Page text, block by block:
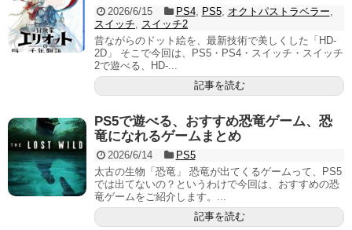
2026/6/15 PS4, PS5, オクトパストラベラー,
スイッチ, スイッチ2
昔ながらのドット絵を、最新技術で美しくした「HD-
2D」 そこで今回は、PS5・PS4・スイッチ・スイッチ
2で遊べる、HD-...
記事を読む
PS5で遊べる、おすすめ恐竜ゲーム、恐
竜になれるゲームまとめ
2026/6/14
PS5
太古の生物「恐竜」 恐竜が出てくるゲームって、PS5
では出てないの？というわけで今回は、おすすめの恐
竜ゲームをご紹介します。...
記事を読む